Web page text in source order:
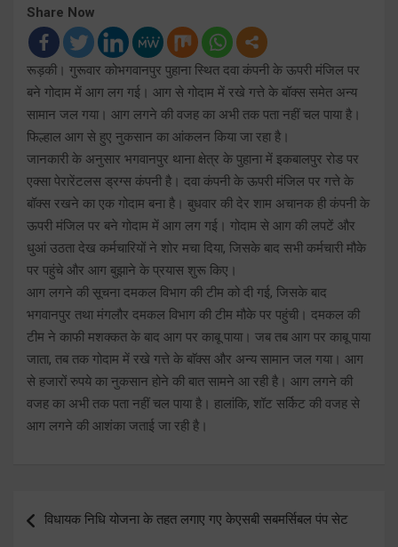
Share Now
रूड़की। गुरूवार कोभगवानपुर पुहाना स्थित दवा कंपनी के ऊपरी मंजिल पर
बने गोदाम में आग लग गई। आग से गोदाम में रखे गत्ते के बॉक्स समेत अन्य
सामान जल गया। आग लगने की वजह का अभी तक पता नहीं चल पाया है।
फिल्हाल आग से हुए नुकसान का आंकलन किया जा रहा है।
जानकारी के अनुसार भगवानपुर थाना क्षेत्र के पुहाना में इकबालपुर रोड पर
एक्सा पेरारेंटलस ड्रग्स कंपनी है। दवा कंपनी के ऊपरी मंजिल पर गत्ते के
बॉक्स रखने का एक गोदाम बना है। बुधवार की देर शाम अचानक ही कंपनी के
ऊपरी मंजिल पर बने गोदाम में आग लग गई। गोदाम से आग की लपटें और
धुआं उठता देख कर्मचारियों ने शोर मचा दिया, जिसके बाद सभी कर्मचारी मौके
पर पहुंचे और आग बुझाने के प्रयास शुरू किए।
आग लगने की सूचना दमकल विभाग की टीम को दी गई, जिसके बाद
भगवानपुर तथा मंगलौर दमकल विभाग की टीम मौके पर पहुंची। दमकल की
टीम ने काफी मशक्कत के बाद आग पर काबू पाया। जब तब आग पर काबू पाया
जाता, तब तक गोदाम में रखे गत्ते के बाॅक्स और अन्य सामान जल गया। आग
से हजारों रुपये का नुकसान होने की बात सामने आ रही है। आग लगने की
वजह का अभी तक पता नहीं चल पाया है। हालांकि, शॉट सर्किट की वजह से
आग लगने की आशंका जताई जा रही है।
navigation
विधायक निधि योजना के तहत लगाए गए केएसबी सबमर्सिबल पंप सेट